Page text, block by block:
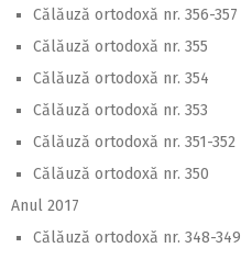
Călăuză ortodoxă nr. 356-357
Călăuză ortodoxă nr. 355
Călăuză ortodoxă nr. 354
Călăuză ortodoxă nr. 353
Călăuză ortodoxă nr. 351-352
Călăuză ortodoxă nr. 350
Anul 2017
Călăuză ortodoxă nr. 348-349